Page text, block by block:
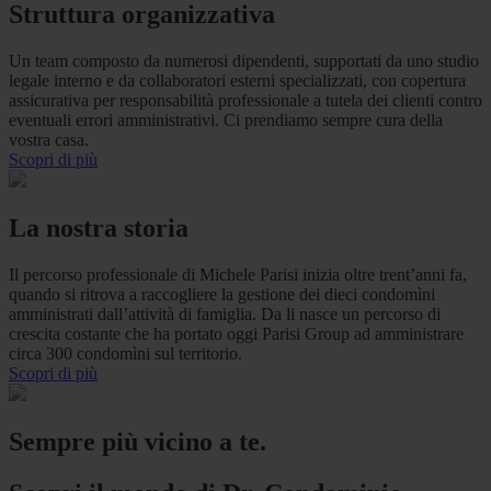
Struttura organizzativa
Un team composto da numerosi dipendenti, supportati da uno studio
legale interno e da collaboratori esterni specializzati, con copertura
assicurativa per responsabilità professionale a tutela dei clienti contro
eventuali errori amministrativi. Ci prendiamo sempre cura della
vostra casa.
Scopri di più
La nostra storia
Il percorso professionale di Michele Parisi inizia oltre trent’anni fa,
quando si ritrova a raccogliere la gestione dei dieci condomìni
amministrati dall’attività di famiglia. Da li nasce un percorso di
crescita costante che ha portato oggi Parisi Group ad amministrare
circa 300 condomìni sul territorio.
Scopri di più
Sempre più vicino a te.